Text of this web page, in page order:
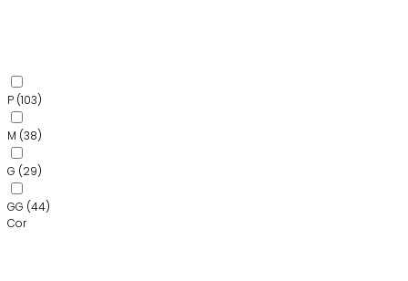
P (103)
M (38)
G (29)
GG (44)
Cor